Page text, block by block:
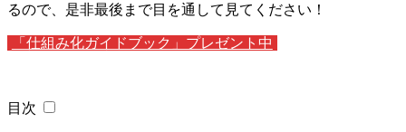
るので、是非最後まで目を通して見てください！
「仕組み化ガイドブック」プレゼント中
目次